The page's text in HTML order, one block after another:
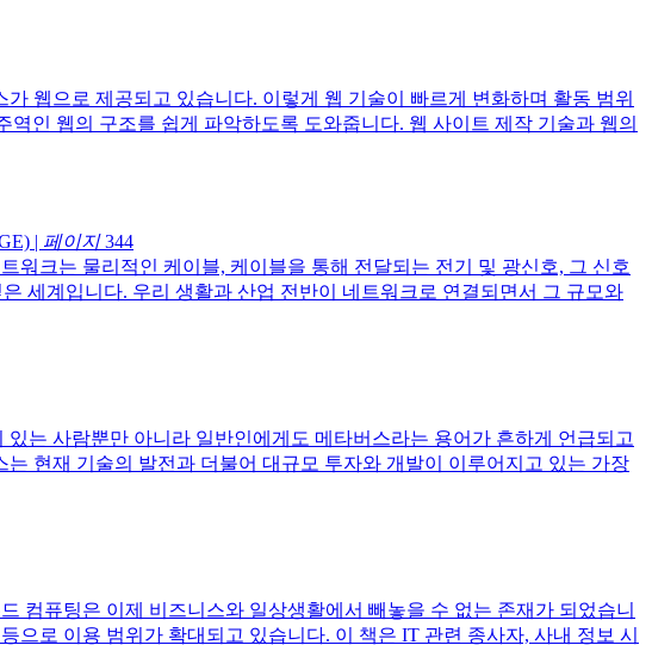
웹으로 제공되고 있습니다. 이렇게 웹 기술이 빠르게 변화하며 활동 범위
인 웹의 구조를 쉽게 파악하도록 도와줍니다. 웹 사이트 제작 기술과 웹의
| 페이지344
워크는 물리적인 케이블, 케이블을 통해 전달되는 전기 및 광신호, 그 신호
세계입니다. 우리 생활과 산업 전반이 네트워크로 연결되면서 그 규모와
는 사람뿐만 아니라 일반인에게도 메타버스라는 용어가 흔하게 언급되고
현재 기술의 발전과 더불어 대규모 투자와 개발이 이루어지고 있는 가장
컴퓨팅은 이제 비즈니스와 일상생활에서 빼놓을 수 없는 존재가 되었습니
으로 이용 범위가 확대되고 있습니다. 이 책은 IT 관련 종사자, 사내 정보 시